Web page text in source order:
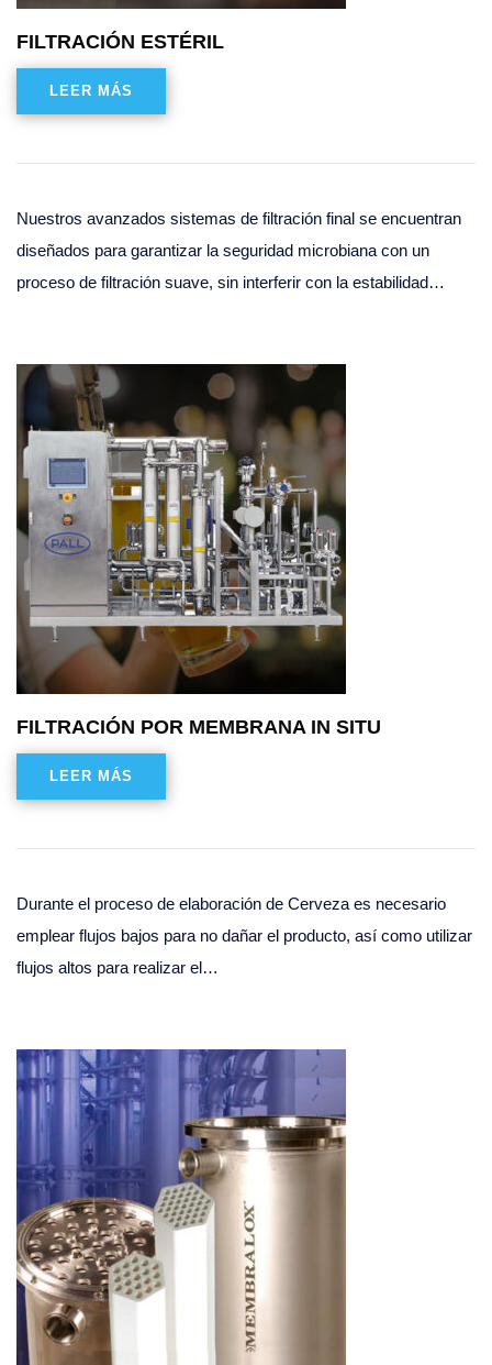
FILTRACIÓN ESTÉRIL
LEER MÁS
Nuestros avanzados sistemas de filtración final se encuentran
diseñados para garantizar la seguridad microbiana con un
proceso de filtración suave, sin interferir con la estabilidad…
FILTRACIÓN POR MEMBRANA IN SITU
LEER MÁS
Durante el proceso de elaboración de Cerveza es necesario
emplear flujos bajos para no dañar el producto, así como utilizar
flujos altos para realizar el…